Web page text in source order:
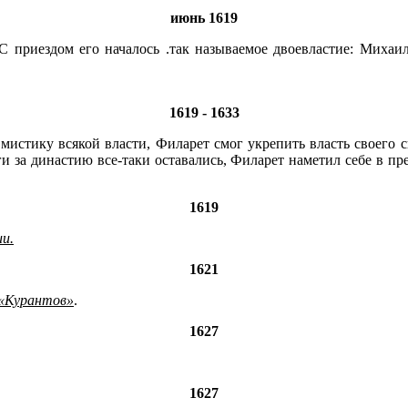
июнь 1619
приездом его началось .так называемое двоевластие:
1619 - 1633
всякой власти, Филарет смог укрепить власть
за династию все-таки оставались, Филарет наметил себе в
1619
1621
.
1627
1627